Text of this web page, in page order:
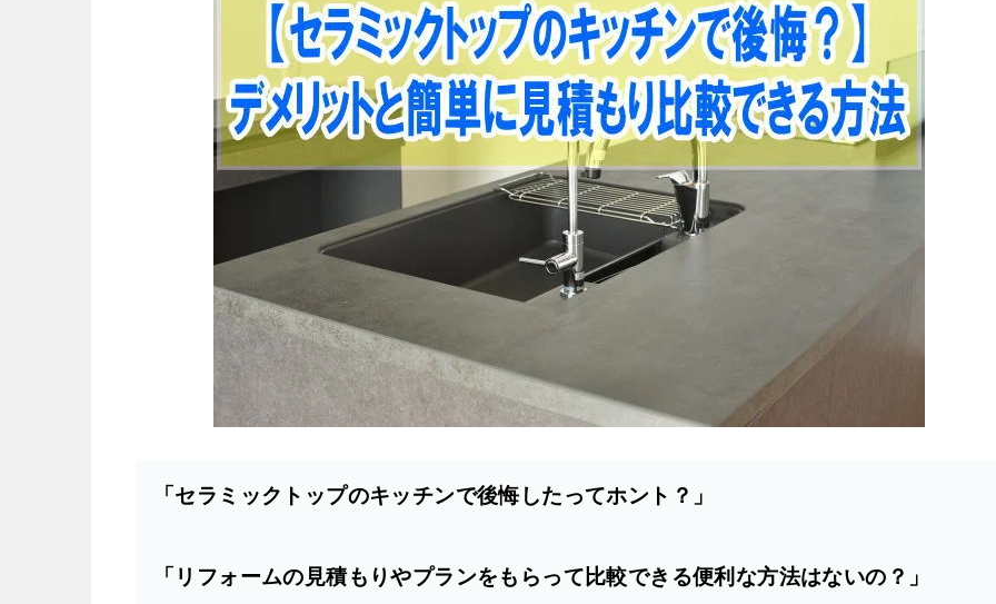
「セラミックトップのキッチンで後悔したってホント？」
「リフォームの見積もりやプランをもらって比較できる便利な方法はないの？」